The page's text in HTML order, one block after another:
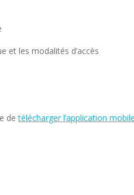
et les modalités d’accès
detélécharger l’application mobile